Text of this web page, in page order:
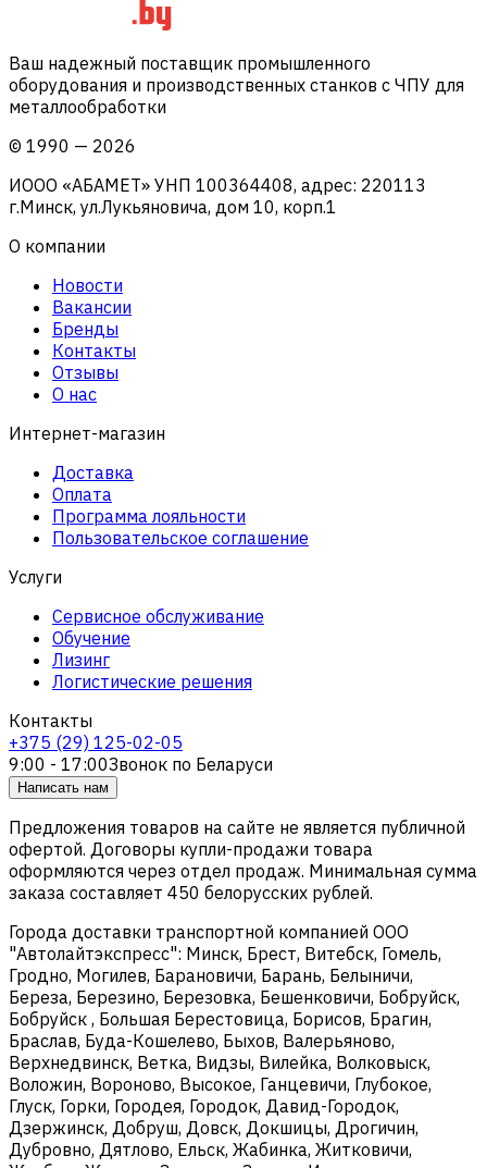
Ваш надежный поставщик промышленного
оборудования и производственных станков с ЧПУ для
металлообработки
© 1990 — 2026
ИООО «АБАМЕТ» УНП 100364408, адрес: 220113
г.Минск, ул.Лукьяновича, дом 10, корп.1
О компании
Новости
Вакансии
Бренды
Контакты
Отзывы
О нас
Интернет-магазин
Доставка
Оплата
Программа лояльности
Пользовательское соглашение
Услуги
Сервисное обслуживание
Обучение
Лизинг
Логистические решения
Контакты
+375 (29) 125-02-05
9:00 - 17:00Звонок по Беларуси
Написать нам
Предложения товаров на сайте не является публичной
офертой. Договоры купли-продажи товара
оформляются через отдел продаж. Минимальная сумма
заказа составляет 450 белорусских рублей.
Города доставки транспортной компанией ООО
"Автолайтэкспресс": Минск, Брест, Витебск, Гомель,
Гродно, Могилев, Барановичи, Барань, Белыничи,
Береза, Березино, Березовка, Бешенковичи, Бобруйск,
Бобруйск , Большая Берестовица, Борисов, Брагин,
Браслав, Буда-Кошелево, Быхов, Валерьяново,
Верхнедвинск, Ветка, Видзы, Вилейка, Волковыск,
Воложин, Вороново, Высокое, Ганцевичи, Глубокое,
Глуск, Горки, Городея, Городок, Давид-Городок,
Дзержинск, Добруш, Довск, Докшицы, Дрогичин,
Дубровно, Дятлово, Ельск, Жабинка, Житковичи,